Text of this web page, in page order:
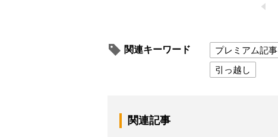
関連キーワード プレミアム記事
引っ越し
関連記事